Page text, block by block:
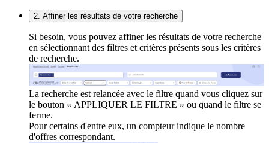
2. Affiner les résultats de votre recherche
Si besoin, vous pouvez affiner les résultats de votre recherche
en sélectionnant des filtres et critères présents sous les critères
de recherche.
La recherche est relancée avec le filtre quand vous cliquez sur
le bouton « APPLIQUER LE FILTRE » ou quand le filtre se
ferme.
Pour certains d'entre eux, un compteur indique le nombre
d'offres correspondant.